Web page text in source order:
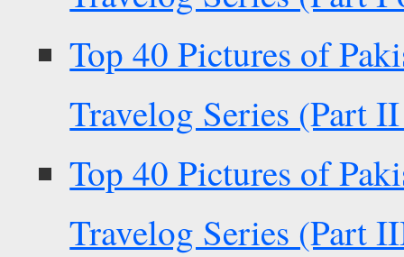
Top 40 Pictures of
Travelog Series (Part
Top 40 Pictures of
Travelog Series (Part